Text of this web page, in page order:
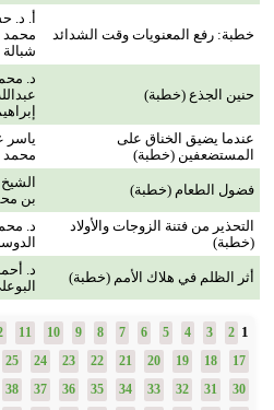
خطبة: رفع المعنويات وقت الشدائد
أ. د.
محمد
شبالة
حنين الجذع (خطبة)
د.
عندما يضيق الخناق على
المستضعفين (خطبة)
ياسر
محمد
فضول الطعام (خطبة)
بن
التحذير من فتنة الزوجات والأولاد
(خطبة)
د.
أثر الظلم في هلاك الأمم (خطبة)
د.
1
2
3
4
5
6
7
8
9
10
11
17
18
19
20
21
22
23
24
25
30
31
32
33
34
35
36
37
38